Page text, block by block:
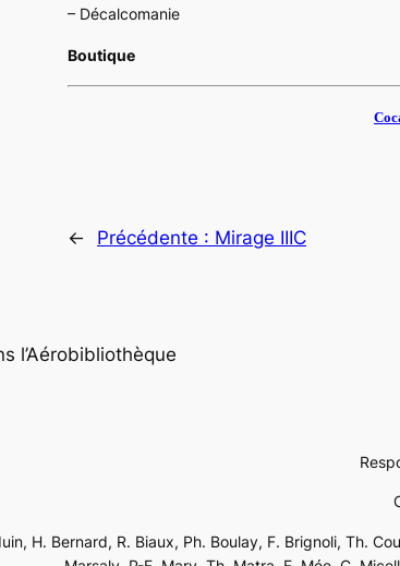
– Décalcomanie
Boutique
← Précédente : Mirage IIIC
l’Aérobibliothèque
H. Bernard, R. Biaux, Ph. Boulay, F. Brignoli, Th.